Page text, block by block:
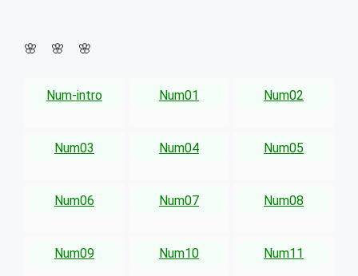
🌸 🌸 🌸
Num-intro Num01 Num02
Num03 Num04 Num05
Num06 Num07 Num08
Num09 Num10 Num11